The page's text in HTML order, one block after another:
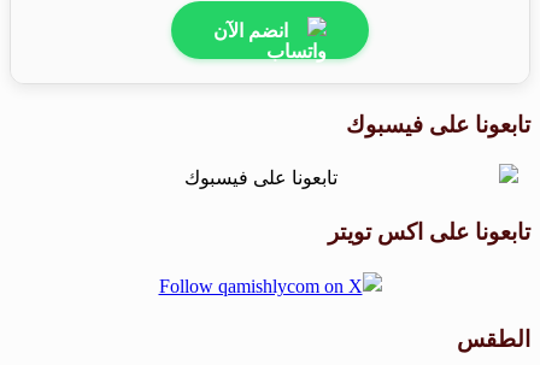
انضم الآن
تابعونا على فيسبوك
تابعونا على اكس تويتر
الطقس